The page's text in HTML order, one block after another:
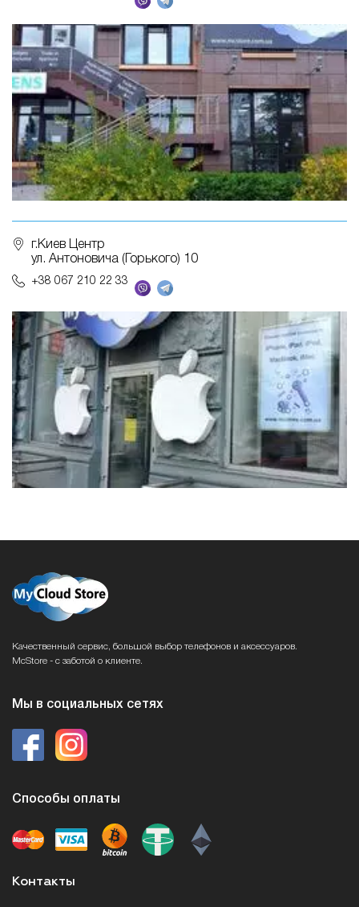
г.Киев Центр
ул. Антоновича (Горького) 10
+38 067 210 22 33
Качественный сервис, большой выбор телефонов и аксессуаров.
McStore - с заботой о клиенте.
Мы в социальных сетях
Способы оплаты
Контакты